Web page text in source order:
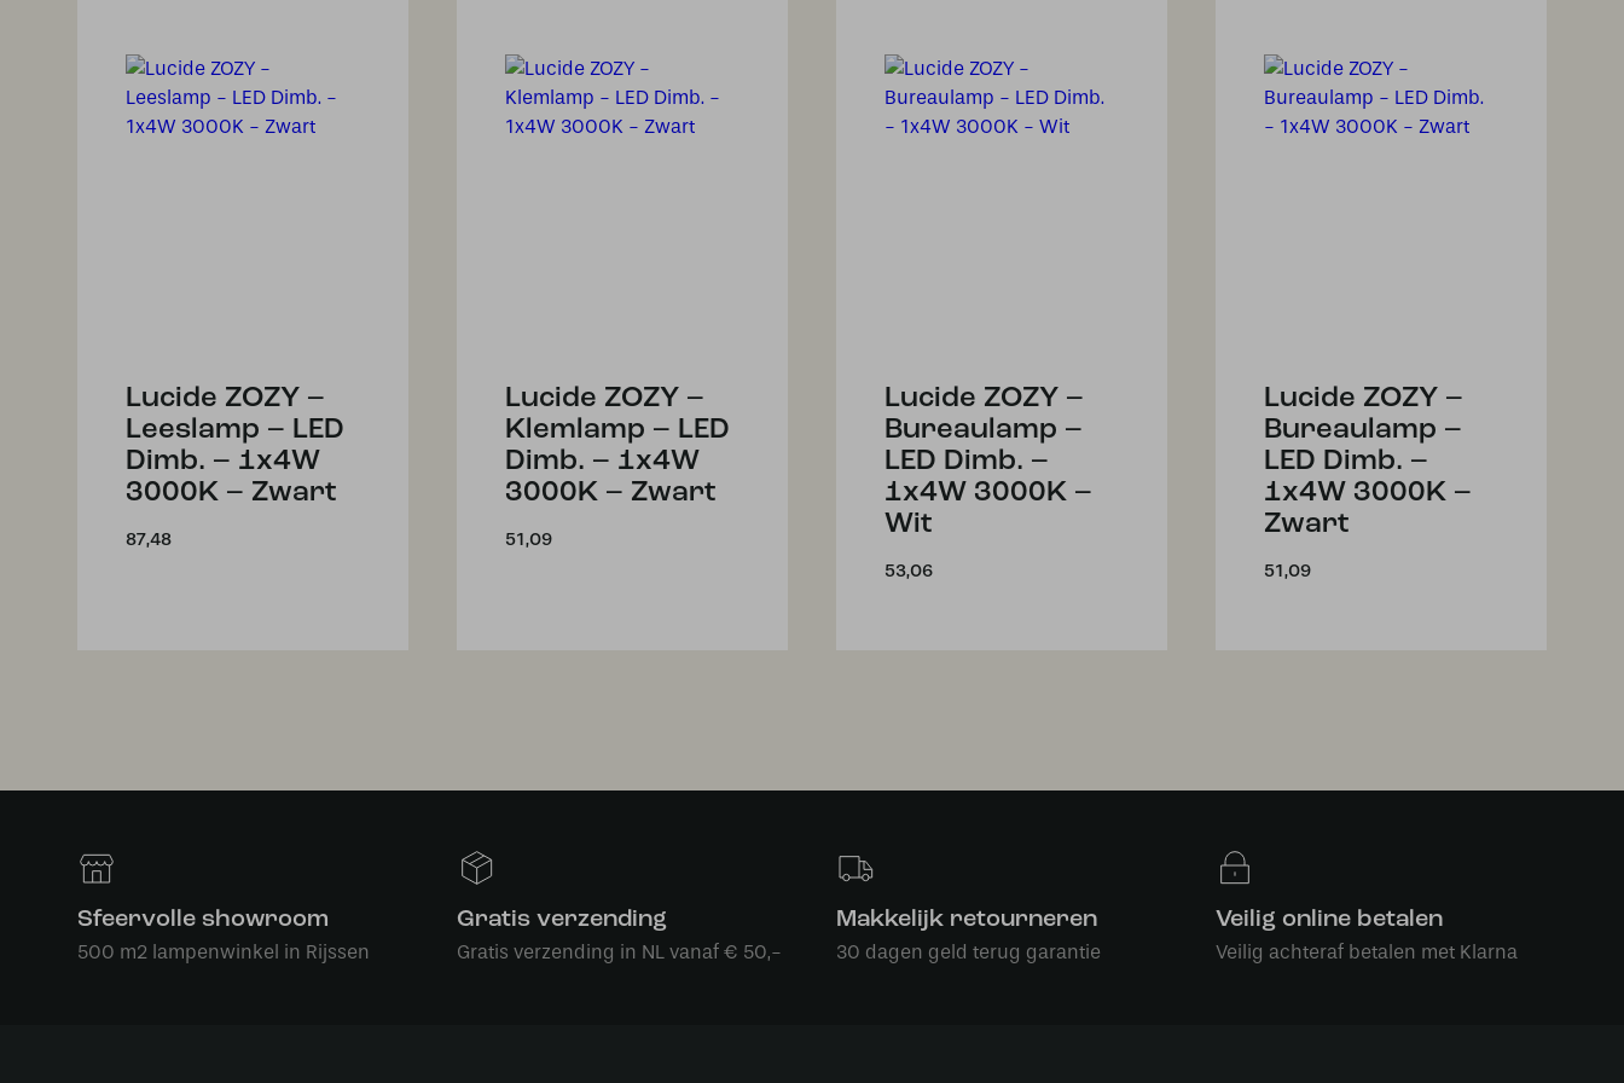
Lucide ZOZY –
Leeslamp – LED
Dimb. – 1x4W
3000K – Zwart
87,48
Lucide ZOZY –
Klemlamp – LED
Dimb. – 1x4W
3000K – Zwart
51,09
Lucide ZOZY –
Bureaulamp –
LED Dimb. –
1x4W 3000K –
Wit
53,06
Lucide ZOZY –
Bureaulamp –
LED Dimb. –
1x4W 3000K –
Zwart
51,09
Sfeervolle showroom
500 m2 lampenwinkel in Rijssen
Gratis verzending
Gratis verzending in NL vanaf € 50,-
Makkelijk retourneren
30 dagen geld terug garantie
Veilig online betalen
Veilig achteraf betalen met Klarna